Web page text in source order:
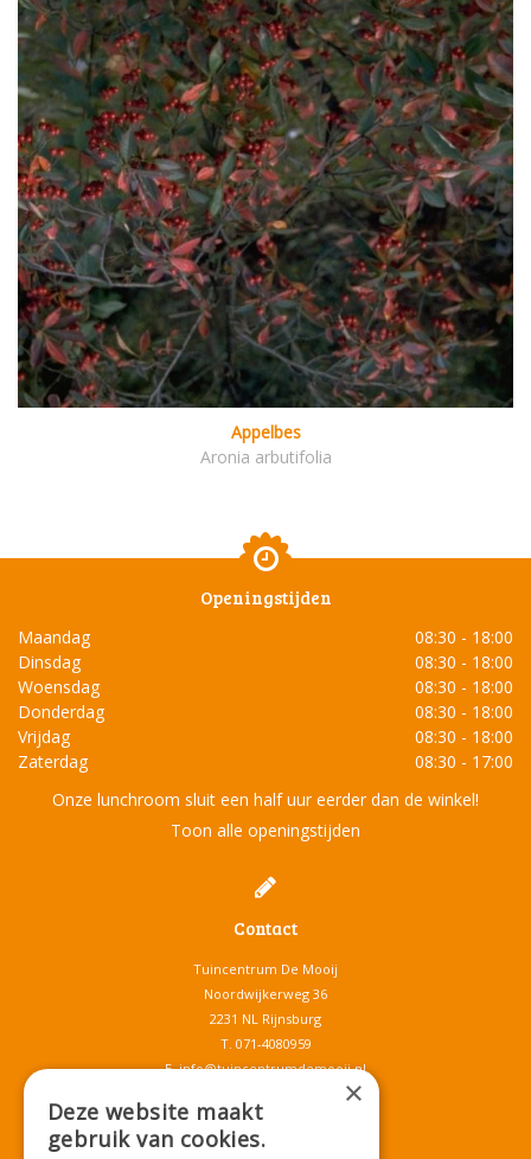
Appelbes
Aronia arbutifolia
Openingstijden
Maandag
08:30 - 18:00
Dinsdag
08:30 - 18:00
Woensdag
08:30 - 18:00
Donderdag
08:30 - 18:00
Vrijdag
08:30 - 18:00
Zaterdag
08:30 - 17:00
Onze lunchroom sluit een half uur eerder dan de winkel!
Toon alle openingstijden
Contact
Tuincentrum De Mooij
Noordwijkerweg 36
2231 NL Rijnsburg
T. 071-4080959
E.info@tuincentrumdemooij.nl
×
Deze website maakt
gebruik van cookies.